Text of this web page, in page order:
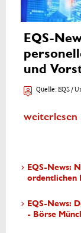
EQS-
und
Quelle:EQS /
weiterlesen
EQS-News:
ordentlichen
EQS-News:
- Börse